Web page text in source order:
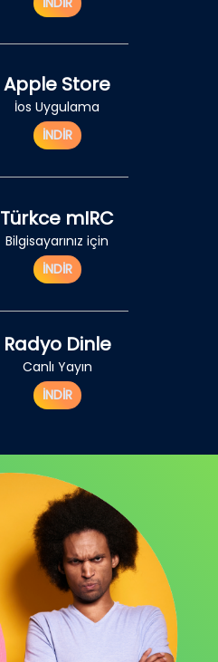
Apple Store
İos Uygulama
İNDİR
Türkce mIRC
Bilgisayarınız için
İNDİR
Radyo Dinle
Canlı Yayın
İNDİR